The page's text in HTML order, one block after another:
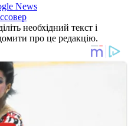
News
необхідний текст і
про це редакцію.